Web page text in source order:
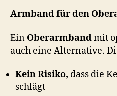
Armband für den
Ein Oberarmbandmit
auch eine Alternative.
Kein Risiko, dass die
schlägt